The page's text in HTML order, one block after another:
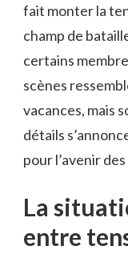
fait monter la
champ de
certains
scènes
vacances, mais
détails
pour l’avenir
La
entre